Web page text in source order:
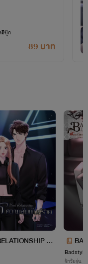
องของตัวเอง
ลอกเนื้อไม่ว่าจะ
ตาทกฎหมายทันที
อง!!!
89 บาท
อีบุ๊ก
พิ
มสัมพันธ์ร้าย
ร้าย
รักวัยรุ่น